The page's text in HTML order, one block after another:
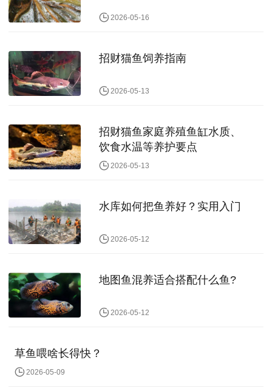
2026-05-16
招财猫鱼饲养指南
2026-05-13
招财猫鱼家庭养殖鱼缸水质、
饮食水温等养护要点
2026-05-13
水库如何把鱼养好？实用入门
2026-05-12
地图鱼混养适合搭配什么鱼?
2026-05-12
草鱼喂啥长得快？
2026-05-09